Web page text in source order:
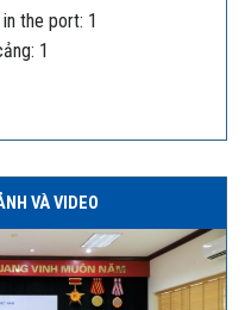
the port: 1
1
VÀ VIDEO